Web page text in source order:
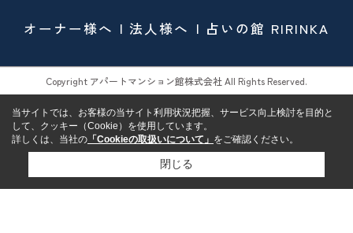
オーナー様へ 法人様へ 占いの館 RIRINKA
Copyright アパートマンション館株式会社 All Rights Reserved.
当サイトでは、お客様の当サイト利用状況把握、サービス向上検討を目的と
して、クッキー（Cookie）を使用しています。
詳しくは、当社の 「Cookieの取扱いについて」 をご確認ください。
閉じる